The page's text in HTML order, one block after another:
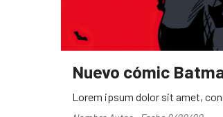
Nuevo cómic
Lorem ipsum dolor sit amet,